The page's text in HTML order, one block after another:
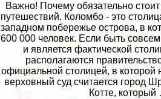
Важно! Почему обязательно стоит
путешествий. Коломбо - это
западном побережье острова, в
600 000 человек. Если быть
и является фактической
располагаются
официальной столицей, в которой
верховный суд считается город
Котте, который